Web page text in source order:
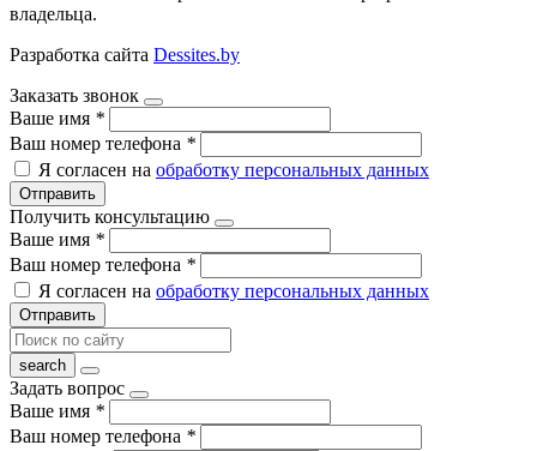
владельца.
Разработка сайта Dessites.by
Заказать звонок
Ваше имя *
Ваш номер телефона *
Я согласен на обработку персональных данных
Отправить
Получить консультацию
Ваше имя *
Ваш номер телефона *
Я согласен на обработку персональных данных
Отправить
Задать вопрос
Ваше имя *
Ваш номер телефона *